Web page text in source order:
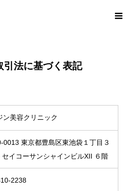
引法に基づく表記
ン美容クリニック
0013 東京都豊島区東池袋１丁目３
セイコーサンシャインビルXII ６階
2238